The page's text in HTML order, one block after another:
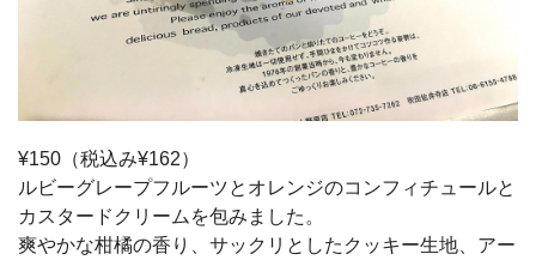
¥150（税込み¥162）
ルビーグレープフルーツとオレンジのコンフィチュールと
カスタードクリームを包みました。
爽やかな柑橘の香り、サックリとしたクッキー生地、アー